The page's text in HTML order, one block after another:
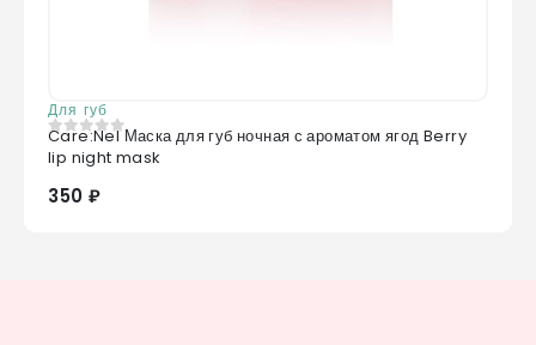
Для губ
0из 5
Care:Nel Маска для губ ночная с ароматом ягод Berry
lip night mask
350 ₽